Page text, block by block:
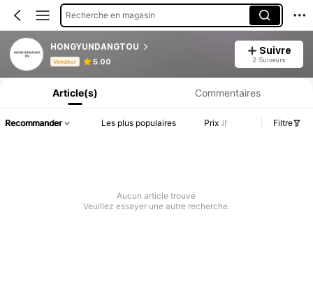
Recherche en magasin
HONGYUNDANGTOU
Vendeur 5.00
Suivre
2 Suiveurs
Informations produit : Divulgation des prix, détails sur les ventes et le stock.
Article(s) Commentaires
Recommander Les plus populaires Prix Filtre
Aucun article trouvé
Veuillez essayer une autre recherche.